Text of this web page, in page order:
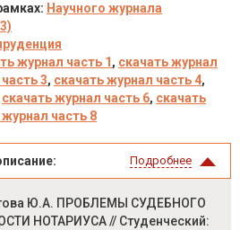
Научного журнала
журнал часть 1 , скачать журнал
3, скачать журнал часть 4,
скачать журнал часть 6, скачать
журнал часть 8
Подробнее
Ю.А. ПРОБЛЕМЫ СУДЕБНОГО
НОТАРИУСА // Студенческий: